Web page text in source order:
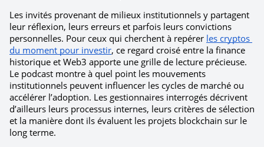
Les invités provenant de milieux institutionnels y partagent
leur réflexion, leurs erreurs et parfois leurs convictions
personnelles. Pour ceux qui cherchent à repérer les cryptos
du moment pour investir, ce regard croisé entre la finance
historique et Web3 apporte une grille de lecture précieuse.
Le podcast montre à quel point les mouvements
institutionnels peuvent influencer les cycles de marché ou
accélérer l’adoption. Les gestionnaires interrogés décrivent
d’ailleurs leurs processus internes, leurs critères de sélection
et la manière dont ils évaluent les projets blockchain sur le
long terme.